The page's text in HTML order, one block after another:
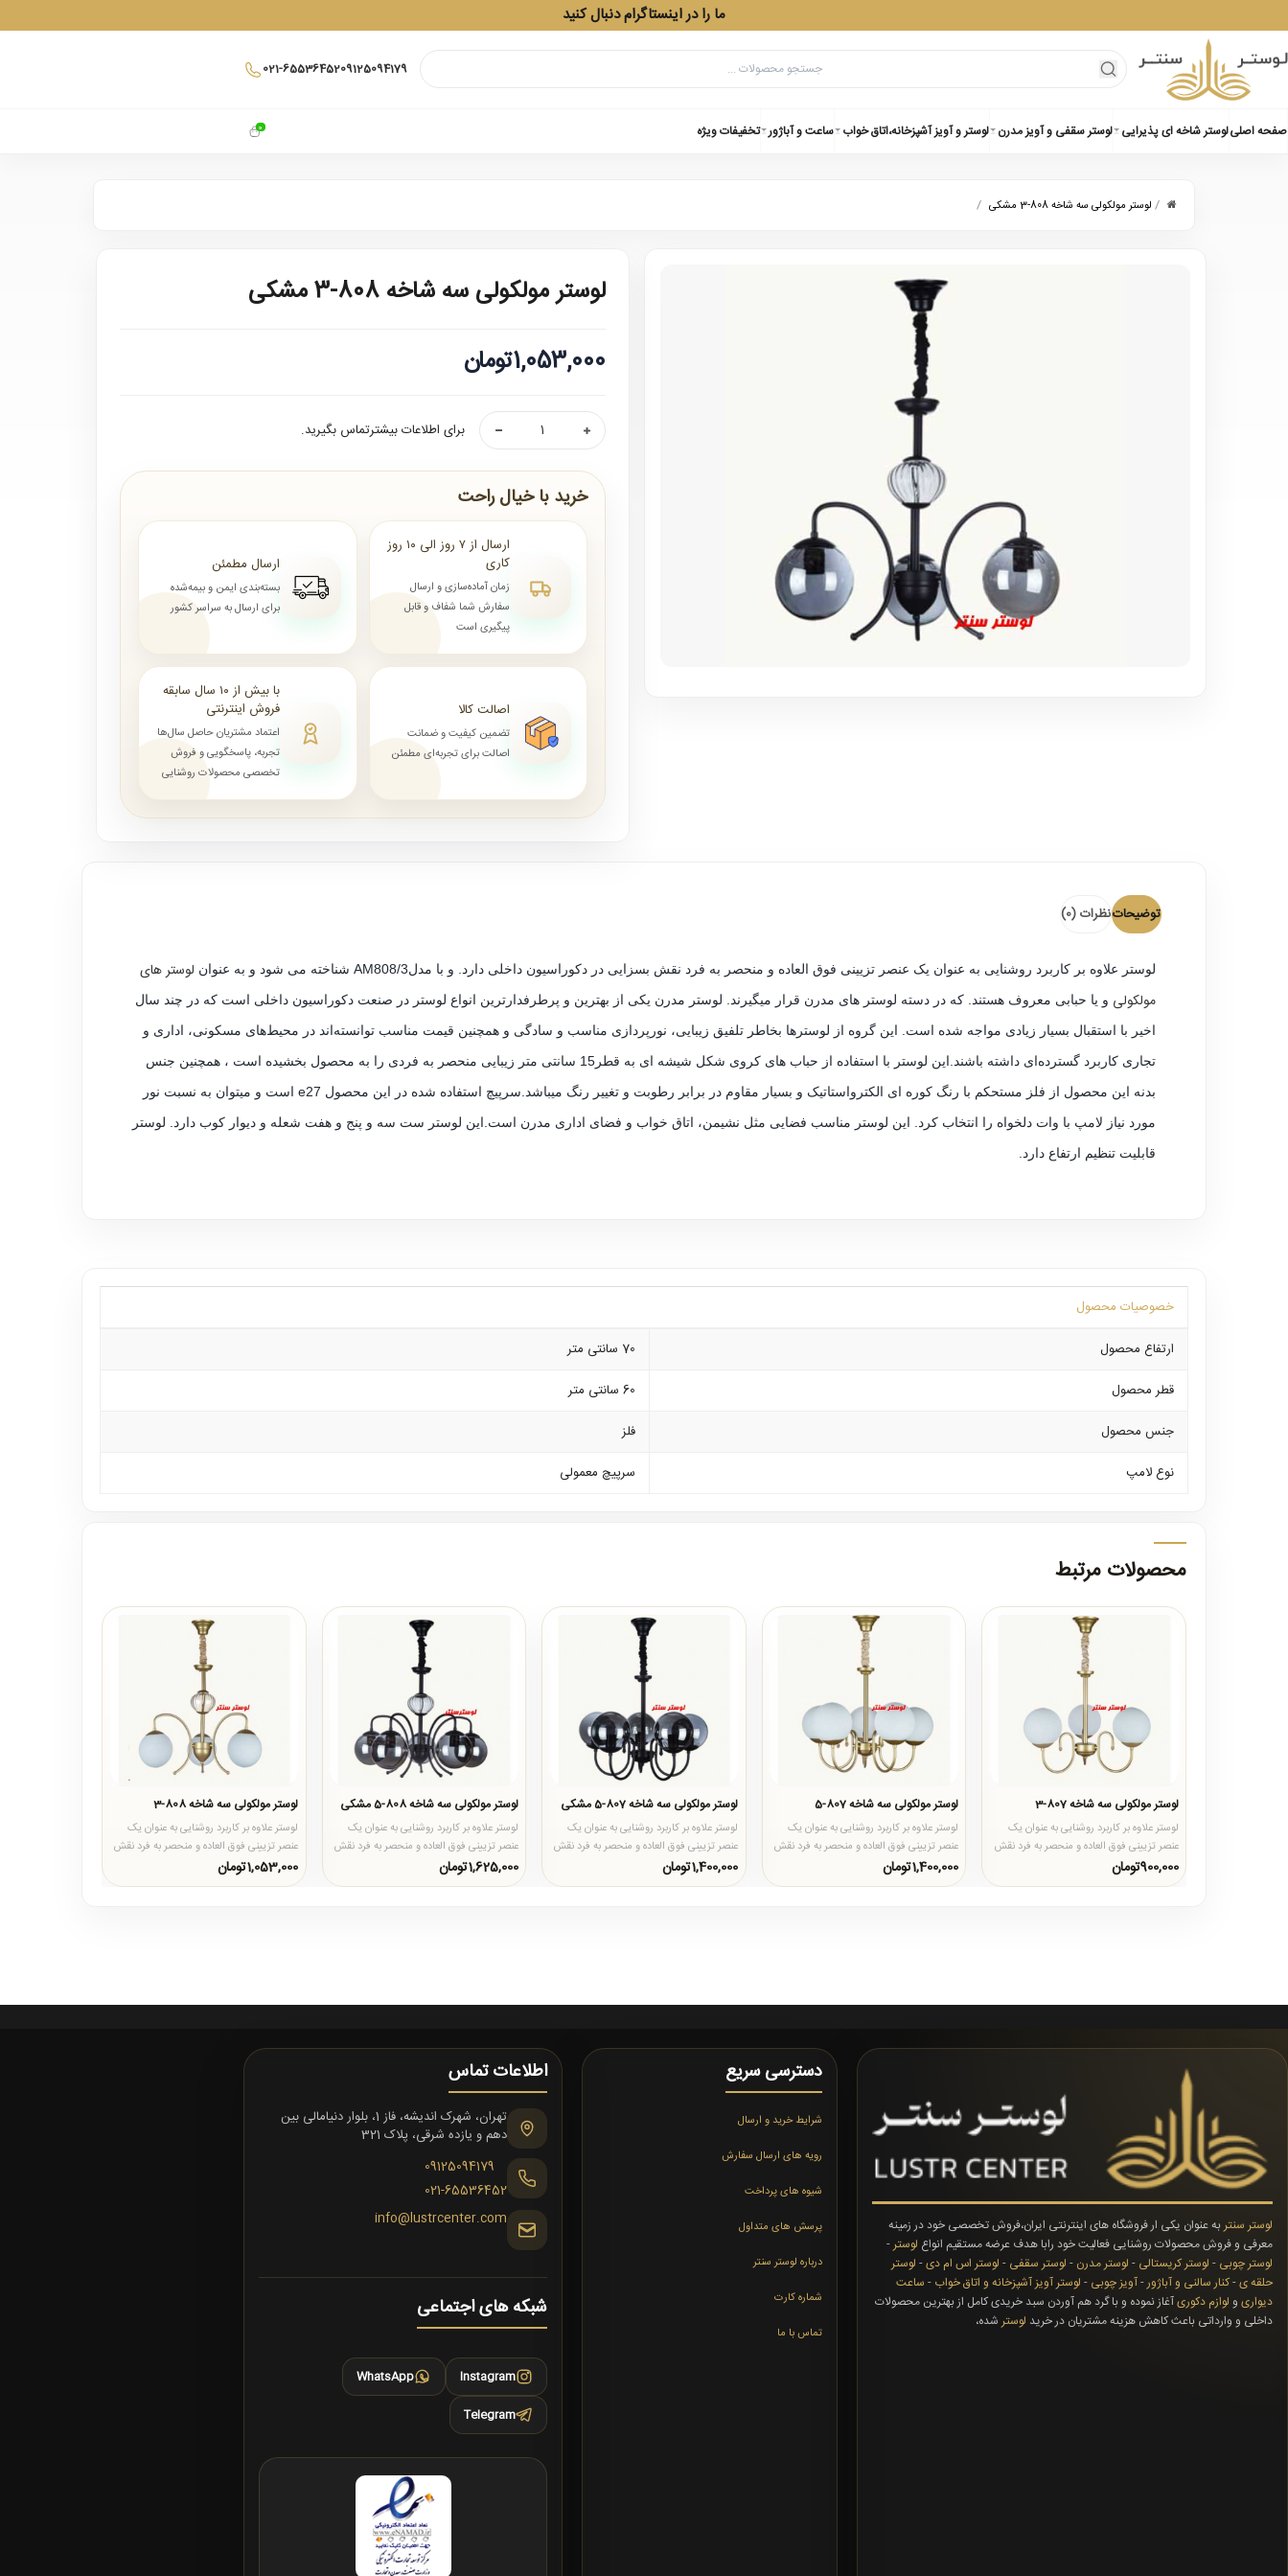
ما را در اینستاگرام دنبال کنید
021-6553645209125094179
0 صفحه اصلیلوستر شاخه ای پذیرایی لوستر سقفی و آویز مدرن لوستر و آویز آشپزخانه،اتاق خواب ساعت و آباژور تخفیفات ویژه
/ لوستر مولکولی سه شاخه 808-3 مشکی /
لوستر مولکولی سه شاخه 808-3 مشکی
1,053,000تومان
برای اطلاعات بیشترتماس بگیرید.
خرید با خیال راحت
ارسال از ۷ روز الی ۱۰ روز
کاری
زمان آماده‌سازی و ارسال
سفارش شما شفاف و قابل
پیگیری است
ارسال مطمئن
بسته‌بندی ایمن و بیمه‌شده
برای ارسال به سراسر کشور
اصالت کالا
تضمین کیفیت و ضمانت
اصالت برای تجربه‌ای مطمئن
با بیش از ۱۰ سال سابقه
فروش اینترنتی
اعتماد مشتریان حاصل سال‌ها
تجربه، پاسخگویی و فروش
تخصصی محصولات روشنایی
توضیحاتنظرات (0)
لوستر علاوه بر کاربرد روشنایی به عنوان یک عنصر تزیینی فوق العاده و منحصر به فرد نقش بسزایی در دکوراسیون داخلی دارد. و با مدلAM808/3 شناخته می شود و به عنوان
لوستر های
مولکولی و یا حبابی معروف هستند. که در دسته لوستر های مدرن قرار میگیرند. لوستر مدرن یکی از بهترین و پرطرفدارترین انواع لوستر در صنعت دکوراسیون داخلی است که در چند سال
اخیر با استقبال بسیار زیادی مواجه شده است. این گروه از لوسترها بخاطر تلفیق زیبایی، نورپردازی مناسب و سادگی و همچنین قیمت مناسب توانسته‌اند در محیط‌های مسکونی، اداری و
تجاری کاربرد گسترده‌ای داشته باشند.این لوستر با استفاده از حباب های کروی شکل شیشه ای به قطر15 سانتی متر زیبایی منحصر به فردی را به محصول بخشیده است ، همچنین جنس
بدنه این محصول از فلز مستحکم با رنگ کوره ای الکترواستاتیک و بسیار مقاوم در برابر رطوبت و تغییر رنگ میباشد.سرپیچ استفاده شده در این محصول e27 است و میتوان به نسبت نور
مورد نیاز لامپ با وات دلخواه را انتخاب کرد. این لوستر مناسب فضایی مثل نشیمن، اتاق خواب و فضای اداری مدرن است.این لوستر ست سه و پنج و هفت شعله و دیوار کوب دارد. لوستر
قابلیت تنظیم ارتفاع دارد.
خصوصیات محصول
ارتفاع محصول
70 سانتی متر
قطر محصول
60 سانتی متر
جنس محصول
فلز
نوع لامپ
سرپیچ معمولی
محصولات مرتبط
لوستر مولکولی سه شاخه 807-3
لوستر علاوه بر کاربرد روشنایی به عنوان یک
عنصر تزیینی فوق العاده و منحصر به فرد نقش
بسزایی در دکوراس..
900,000تومان
لوستر مولکولی سه شاخه 807-5
لوستر علاوه بر کاربرد روشنایی به عنوان یک
عنصر تزیینی فوق العاده و منحصر به فرد نقش
بسزایی در دکوراس..
1,400,000تومان
لوستر مولکولی سه شاخه 807-5 مشکی
لوستر علاوه بر کاربرد روشنایی به عنوان یک
عنصر تزیینی فوق العاده و منحصر به فرد نقش
بسزایی در دکوراس..
1,400,000تومان
لوستر مولکولی سه شاخه 808-5 مشکی
لوستر علاوه بر کاربرد روشنایی به عنوان یک
عنصر تزیینی فوق العاده و منحصر به فرد نقش
بسزایی در دکوراس..
1,625,000تومان
لوستر مولکولی سه شاخه 808-3
لوستر علاوه بر کاربرد روشنایی به عنوان یک
عنصر تزیینی فوق العاده و منحصر به فرد نقش
بسزایی در دکوراس..
1,053,000تومان
لوستر سنتربه عنوان یکی ار فروشگاه های اینترنتی ایران،فروش تخصصی خود در زمینه
معرفی و فروش محصولات روشنایی فعالیت خود رابا هدف عرضه مستقیم انواع لوستر-
لوستر چوبی - لوستر کریستالی - لوستر مدرن - لوستر سقفی - لوستر اس ام دی- لوستر
حلقه ی-کنار سالنی و آباژور-آویز چوبی - لوستر آویز آشپزخانه و اتاق خواب - ساعت
دیواری و لوازم دکوریآغاز نموده و با گرد هم آوردن سبد خریدی کامل از بهترین محصولات
داخلی و وارداتی باعث کاهش هزینه مشتریان در خرید لوسترشده،
دسترسی سریع
شرایط خرید و ارسال
رویه های ارسال سفارش
شیوه های پرداخت
پرسش های متداول
درباره لوستر سنتر
شماره کارت
تماس با ما
اطلاعات تماس
تهران، شهرک اندیشه، فاز 1، بلوار دنیامالی بین
دهم و یازده شرقی، پلاک 321
09125094179
021-65536452
info@lustrcenter.com
شبکه های اجتماعی
Instagram
WhatsApp
Telegram